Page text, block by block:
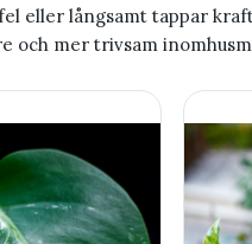
eller långsamt tappar
och mer trivsam